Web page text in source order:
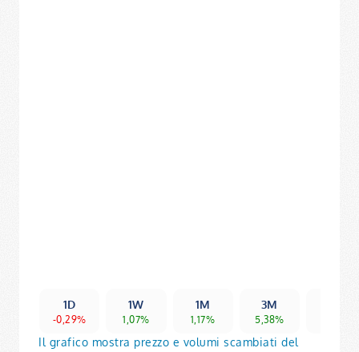
1D
-0,29%
1W
1,07%
1M
1,17%
3M
5,38%
Il grafico mostra prezzo e volumi scambiati del